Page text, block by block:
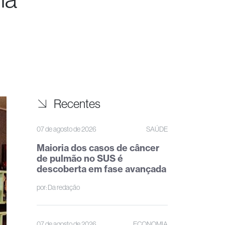
Recentes
07 de agosto de 2026 SAÚDE
Maioria dos casos de câncer
de pulmão no SUS é
descoberta em fase avançada
por:Da redação